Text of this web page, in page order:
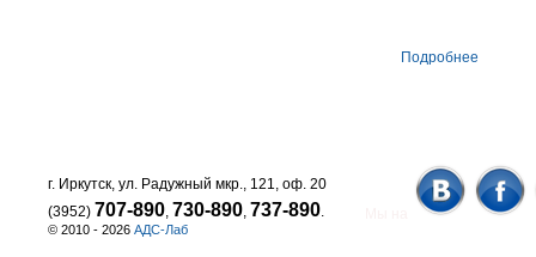
Подробнее
© 2010 - 2026 АДС-Лаб
г. Иркутск, ул. Радужный мкр., 121, оф. 20
(3952) 707-890, 730-890, 737-890.